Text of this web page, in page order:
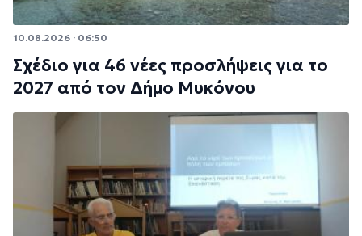
10.08.2026 · 06:50
Σχέδιο για 46 νέες προσλήψεις για το
2027 από τον Δήμο Μυκόνου